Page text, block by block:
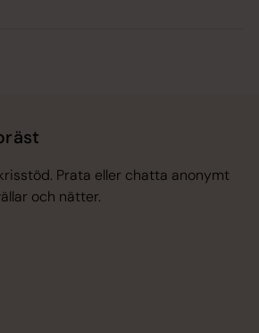
Prata eller chatta anonymt
och nätter.